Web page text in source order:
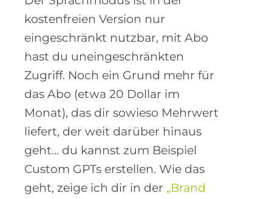
kostenfreien Version nur
eingeschränkt nutzbar, mit Abo
hast du uneingeschränkten
Zugriff. Noch ein Grund mehr für
das Abo (etwa 20 Dollar im
Monat), das dir sowieso Mehrwert
liefert, der weit darüber hinaus
geht… du kannst zum Beispiel
Custom GPTs erstellen. Wie das
geht, zeige ich dir in der „Brand